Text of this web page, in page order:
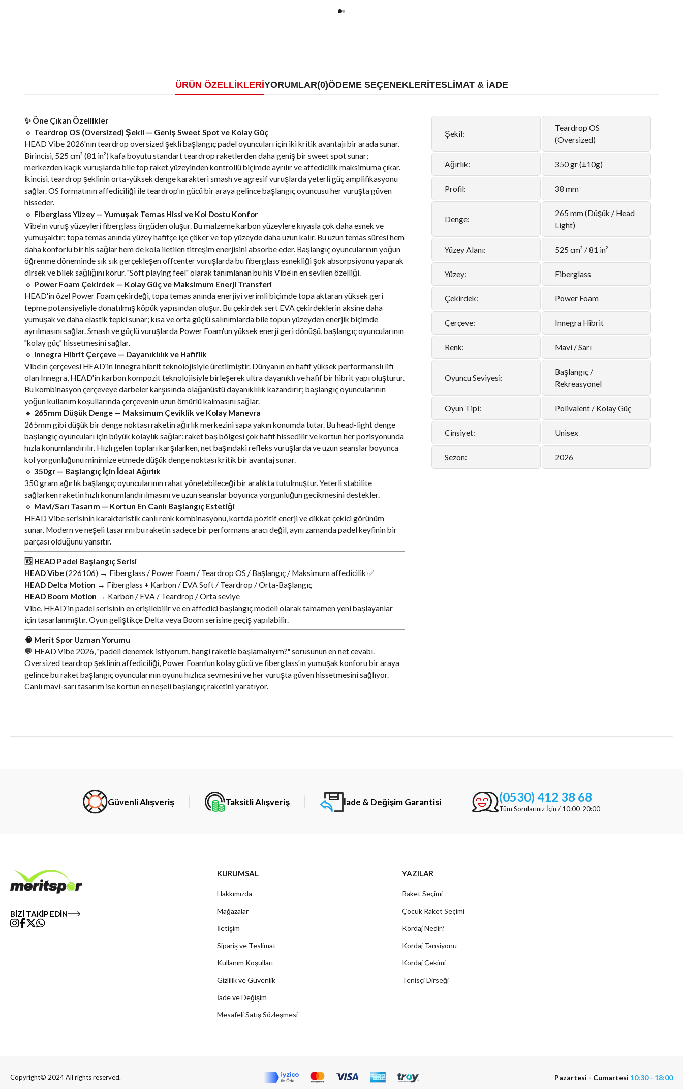
ÜRÜN ÖZELLIKLERIYORUMLAR(0)ÖDEME SEÇENEKLERITESLİMAT & İADE
✨ Öne Çıkan Özellikler
🔹 Teardrop OS (Oversized) Şekil — Geniş Sweet Spot ve Kolay Güç
HEAD Vibe 2026'nın teardrop oversized şekli başlangıç padel oyuncuları için iki kritik avantajı bir arada sunar.
Birincisi, 525 cm² (81 in²) kafa boyutu standart teardrop raketlerden daha geniş bir sweet spot sunar;
merkezden kaçık vuruşlarda bile top raket yüzeyinden kontrollü biçimde ayrılır ve affedicilik maksimuma çıkar.
İkincisi, teardrop şeklinin orta-yüksek denge karakteri smash ve agresif vuruşlarda yeterli güç amplifikasyonu
sağlar. OS formatının affediciliği ile teardrop'ın gücü bir araya gelince başlangıç oyuncusu her vuruşta güven
hisseder.
🔹 Fiberglass Yüzey — Yumuşak Temas Hissi ve Kol Dostu Konfor
Vibe'ın vuruş yüzeyleri fiberglass örgüden oluşur. Bu malzeme karbon yüzeylere kıyasla çok daha esnek ve
yumuşaktır; topa temas anında yüzey hafifçe içe çöker ve top yüzeyde daha uzun kalır. Bu uzun temas süresi hem
daha konforlu bir his sağlar hem de kola iletilen titreşim enerjisini absorbe eder. Başlangıç oyuncularının yoğun
öğrenme döneminde sık sık gerçekleşen offcenter vuruşlarda bu fiberglass esnekliği şok absorpsiyonu yaparak
dirsek ve bilek sağlığını korur. "Soft playing feel" olarak tanımlanan bu his Vibe'ın en sevilen özelliği.
🔹 Power Foam Çekirdek — Kolay Güç ve Maksimum Enerji Transferi
HEAD'in özel Power Foam çekirdeği, topa temas anında enerjiyi verimli biçimde topa aktaran yüksek geri
tepme potansiyeliyle donatılmış köpük yapısından oluşur. Bu çekirdek sert EVA çekirdeklerin aksine daha
yumuşak ve daha elastik tepki sunar; kısa ve orta güçlü salınımlarda bile topun yüzeyden enerjik biçimde
ayrılmasını sağlar. Smash ve güçlü vuruşlarda Power Foam'un yüksek enerji geri dönüşü, başlangıç oyuncularının
"kolay güç" hissetmesini sağlar.
🔹 Innegra Hibrit Çerçeve — Dayanıklılık ve Hafiflik
Vibe'ın çerçevesi HEAD'in Innegra hibrit teknolojisiyle üretilmiştir. Dünyanın en hafif yüksek performanslı lifi
olan Innegra, HEAD'in karbon kompozit teknolojisiyle birleşerek ultra dayanıklı ve hafif bir hibrit yapı oluşturur.
Bu kombinasyon çerçeveye darbeler karşısında olağanüstü dayanıklılık kazandırır; başlangıç oyuncularının
yoğun kullanım koşullarında çerçevenin uzun ömürlü kalmasını sağlar.
🔹 265mm Düşük Denge — Maksimum Çeviklik ve Kolay Manevra
265mm gibi düşük bir denge noktası raketin ağırlık merkezini sapa yakın konumda tutar. Bu head-light denge
başlangıç oyuncuları için büyük kolaylık sağlar: raket baş bölgesi çok hafif hissedilir ve kortun her pozisyonunda
hızla konumlandırılır. Hızlı gelen topları karşılarken, net başındaki refleks vuruşlarda ve uzun seanslar boyunca
kol yorgunluğunu minimize etmede düşük denge noktası kritik bir avantaj sunar.
🔹 350gr — Başlangıç İçin İdeal Ağırlık
350 gram ağırlık başlangıç oyuncularının rahat yönetebileceği bir aralıkta tutulmuştur. Yeterli stabilite
sağlarken raketin hızlı konumlandırılmasını ve uzun seanslar boyunca yorgunluğun gecikmesini destekler.
🔹 Mavi/Sarı Tasarım — Kortun En Canlı Başlangıç Estetiği
HEAD Vibe serisinin karakteristik canlı renk kombinasyonu, kortda pozitif enerji ve dikkat çekici görünüm
sunar. Modern ve neşeli tasarımı bu raketin sadece bir performans aracı değil, aynı zamanda padel keyfinin bir
parçası olduğunu yansıtır.
🆚 HEAD Padel Başlangıç Serisi
HEAD Vibe(226106) → Fiberglass / Power Foam / Teardrop OS / Başlangıç / Maksimum affedicilik ✅
HEAD Delta Motion → Fiberglass + Karbon / EVA Soft / Teardrop / Orta-Başlangıç
HEAD Boom Motion → Karbon / EVA / Teardrop / Orta seviye
Vibe, HEAD'in padel serisinin en erişilebilir ve en affedici başlangıç modeli olarak tamamen yeni başlayanlar
için tasarlanmıştır. Oyun geliştikçe Delta veya Boom serisine geçiş yapılabilir.
🧠 Merit Spor Uzman Yorumu
💬 HEAD Vibe 2026, "padeli denemek istiyorum, hangi raketle başlamalıyım?" sorusunun en net cevabı.
Oversized teardrop şeklinin affediciliği, Power Foam'un kolay gücü ve fiberglass'ın yumuşak konforu bir araya
gelince bu raket başlangıç oyuncularının oyunu hızlıca sevmesini ve her vuruşta güven hissetmesini sağlıyor.
Canlı mavi-sarı tasarım ise kortun en neşeli başlangıç raketini yaratıyor.
Şekil:
Teardrop OS
(Oversized)
Ağırlık: 350 gr (±10g)
Profil: 38 mm
Denge:
265 mm (Düşük / Head
Light)
Yüzey Alanı: 525 cm² / 81 in²
Yüzey: Fiberglass
Çekirdek: Power Foam
Çerçeve: Innegra Hibrit
Renk: Mavi / Sarı
Oyuncu Seviyesi:
Başlangıç /
Rekreasyonel
Oyun Tipi: Polivalent / Kolay Güç
Cinsiyet: Unisex
Sezon: 2026
Güvenli Alışveriş Taksitli Alışveriş İade & Değişim Garantisi (0530) 412 38 68
Tüm Sorularınız İçin / 10:00-20:00
BİZİ TAKİP EDİN
KURUMSAL
Hakkımızda
Mağazalar
İletişim
Sipariş ve Teslimat
Kullanım Koşulları
Gizlilik ve Güvenlik
İade ve Değişim
Mesafeli Satış Sözleşmesi
YAZILAR
Raket Seçimi
Çocuk Raket Seçimi
Kordaj Nedir?
Kordaj Tansiyonu
Kordaj Çekimi
Tenisçi Dirseği
Copyright© 2024 All rights reserved. Pazartesi - Cumartesi 10:30 - 18:00